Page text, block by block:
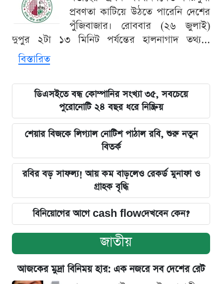
প্রবণতা কাটিয়ে উঠতে পারেনি দেশের
পুঁজিবাজার। রোববার (২৬ জুলাই)
দুপুর ২টা ১৩ মিনিট পর্যন্তের হালনাগাদ তথ্য...
বিস্তারিত
ডিএসইতে বন্ধ কোম্পানির সংখ্যা ৩৫, সবচেয়ে
পুরোনোটি ২৪ বছর ধরে নিষ্ক্রিয়
শেয়ার বিজকে লিগ্যাল নোটিশ পাঠাল রবি, শুরু নতুন
বিতর্ক
রবির বড় সাফল্য! আয় কম বাড়লেও রেকর্ড মুনাফা ও
গ্রাহক বৃদ্ধি
বিনিয়োগের আগে cash flowদেখবেন কেন?
জাতীয়
আজকের মুদ্রা বিনিময় হার: এক নজরে সব দেশের রেট